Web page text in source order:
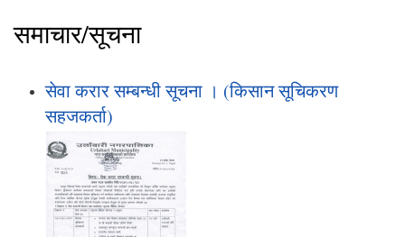
समाचार/सूचना
सेवा करार सम्बन्धी सूचना । (किसान सूचिकरण
सहजकर्ता)